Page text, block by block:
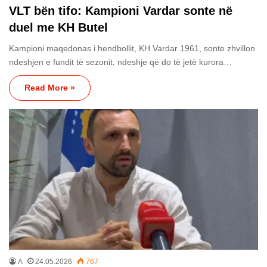
VLT bën tifo: Kampioni Vardar sonte në
duel me KH Butel
Kampioni maqedonas i hendbollit, KH Vardar 1961, sonte zhvillon
ndeshjen e fundit të sezonit, ndeshje që do të jetë kurora…
Read More »
A 24.05.2026 767